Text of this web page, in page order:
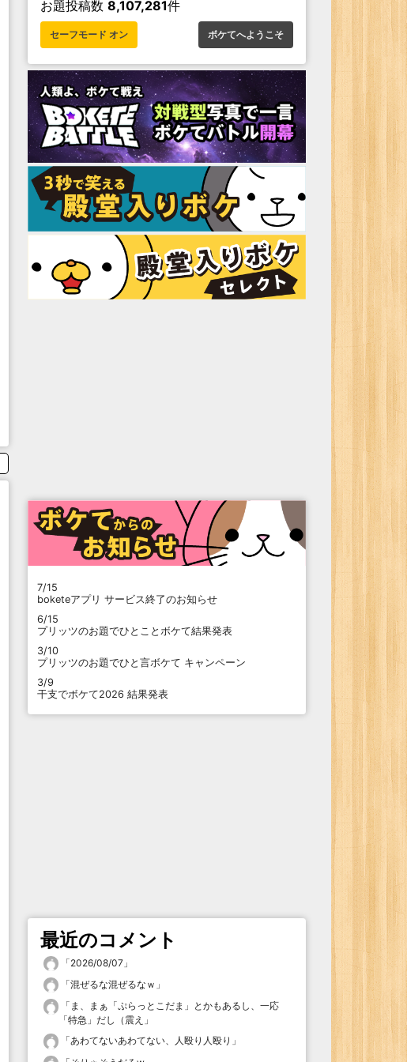
お題投稿数 8,107,281件
セーフモード オン ボケてへようこそ
7/15
boketeアプリ サービス終了のお知らせ
6/15
プリッツのお題でひとことボケて結果発表
3/10
プリッツのお題でひと言ボケて キャンペーン
3/9
干支でボケて2026 結果発表
最近のコメント
「2026/08/07 」
「混ぜるな混ぜるなｗ 」
「 ま、まぁ「ぷらっとこだま」とかもあるし、一応
「特急」だし（震え 」
「あわてないあわてない、人殴り人殴り 」